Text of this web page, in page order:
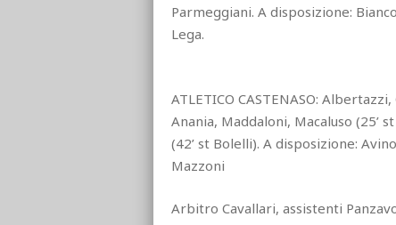
Parmeggiani. A disposizione:
Lega.
ATLETICO CASTENASO:
Anania, Maddaloni, Macaluso (25’
(42’ st Bolelli). A disposizione:
Mazzoni
Arbitro Cavallari, assistenti